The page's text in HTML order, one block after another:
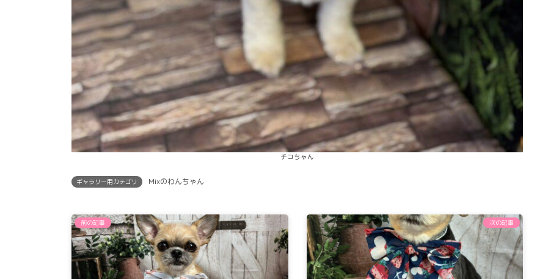
チコちゃん
ギャラリー用カテゴリ Mixのわんちゃん
前の記事 次の記事